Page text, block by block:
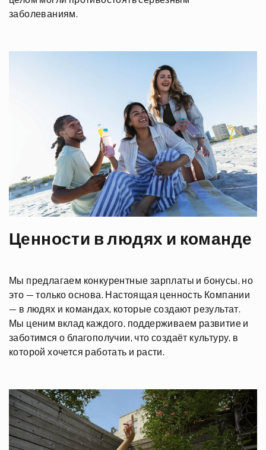
заболеваниям.
Ценности в людях и команде
Мы предлагаем конкурентные зарплаты и бонусы, но
это — только основа. Настоящая ценность Компании
— в людях и командах, которые создают результат.
Мы ценим вклад каждого, поддерживаем развитие и
заботимся о благополучии, что создаёт культуру, в
которой хочется работать и расти.